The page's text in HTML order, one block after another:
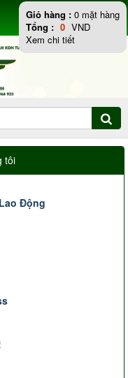
tôi
Động
Giỏ hàng : 0 mặt hàng
Tổng : 0 VND
Xem chi tiết